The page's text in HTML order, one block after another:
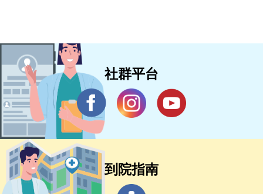
社群平台
到院指南